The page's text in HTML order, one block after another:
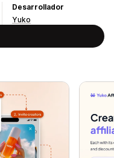
Desarrollador
Yuko